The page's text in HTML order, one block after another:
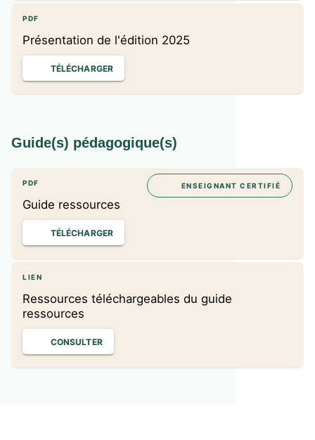
PDF
Présentation de l'édition 2025
TÉLÉCHARGER
Guide(s) pédagogique(s)
PDF
Guide ressources
ENSEIGNANT CERTIFIÉ
TÉLÉCHARGER
LIEN
Ressources téléchargeables du guide
ressources
CONSULTER